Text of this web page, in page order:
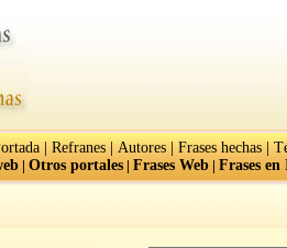
|Refranes|Autores|Frases hechas|
| Otros portales| Frases Web| Frases en